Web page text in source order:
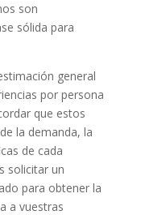
son
sólida para
general
por persona
que estos
la demanda, la
de cada
solicitar un
para obtener la
a vuestras